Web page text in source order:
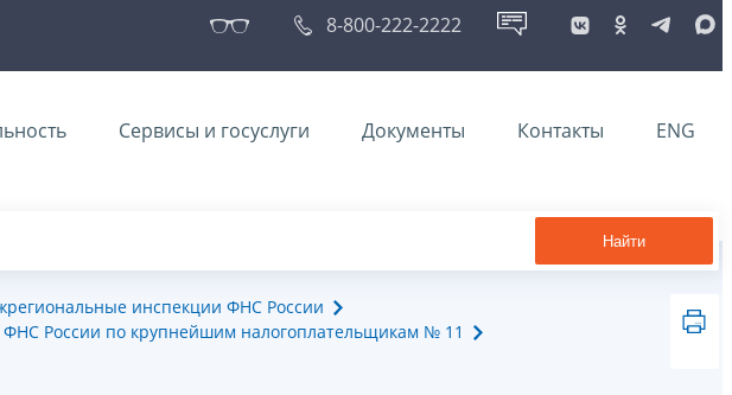
8-800-222-2222
Сервисы и госуслуги Документы Контакты ENG
Найти
инспекции ФНС России
России по крупнейшим налогоплательщикам № 11